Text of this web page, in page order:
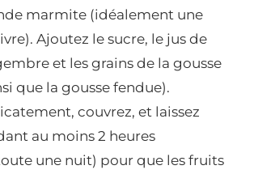
marmite (idéalement une
Ajoutez le sucre, le jus de
et les grains de la gousse
que la gousse fendue).
couvrez, et laissez
au moins 2 heures
une nuit) pour que les fruits